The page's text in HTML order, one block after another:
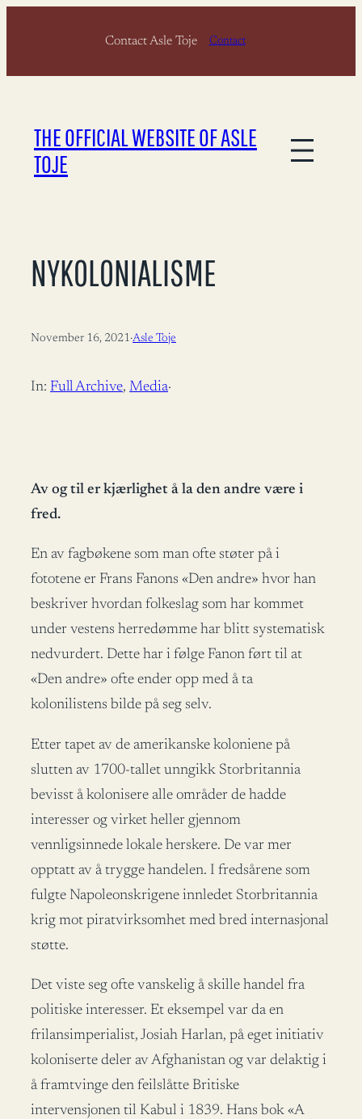
Contact Asle Toje Contact
THE OFFICIAL WEBSITE OF ASLE
TOJE
NYKOLONIALISME
November 16, 2021·Asle Toje
In: Full Archive, Media·
Av og til er kjærlighet å la den andre være i
fred.
En av fagbøkene som man ofte støter på i
fototene er Frans Fanons «Den andre» hvor han
beskriver hvordan folkeslag som har kommet
under vestens herredømme har blitt systematisk
nedvurdert. Dette har i følge Fanon ført til at
«Den andre» ofte ender opp med å ta
kolonilistens bilde på seg selv.
Etter tapet av de amerikanske koloniene på
slutten av 1700-tallet unngikk Storbritannia
bevisst å kolonisere alle områder de hadde
interesser og virket heller gjennom
vennligsinnede lokale herskere. De var mer
opptatt av å trygge handelen. I fredsårene som
fulgte Napoleonskrigene innledet Storbritannia
krig mot piratvirksomhet med bred internasjonal
støtte.
Det viste seg ofte vanskelig å skille handel fra
politiske interesser. Et eksempel var da en
frilansimperialist, Josiah Harlan, på eget initiativ
koloniserte deler av Afghanistan og var delaktig i
å framtvinge den feilslåtte Britiske
intervensjonen til Kabul i 1839. Hans bok «A